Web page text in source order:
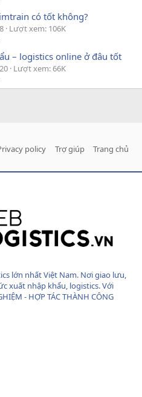
có tốt không?
Lượt xem: 106K
– logistics online ở đâu tốt
Lượt xem: 66K
policy Trợ giúp Trang chủ
lớn nhất Việt Nam. Nơi giao lưu,
xuất nhập khẩu, logistics. Với
- HỢP TÁC THÀNH CÔNG